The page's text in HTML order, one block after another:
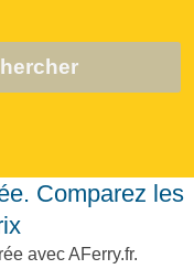
avec AFerry.fr.